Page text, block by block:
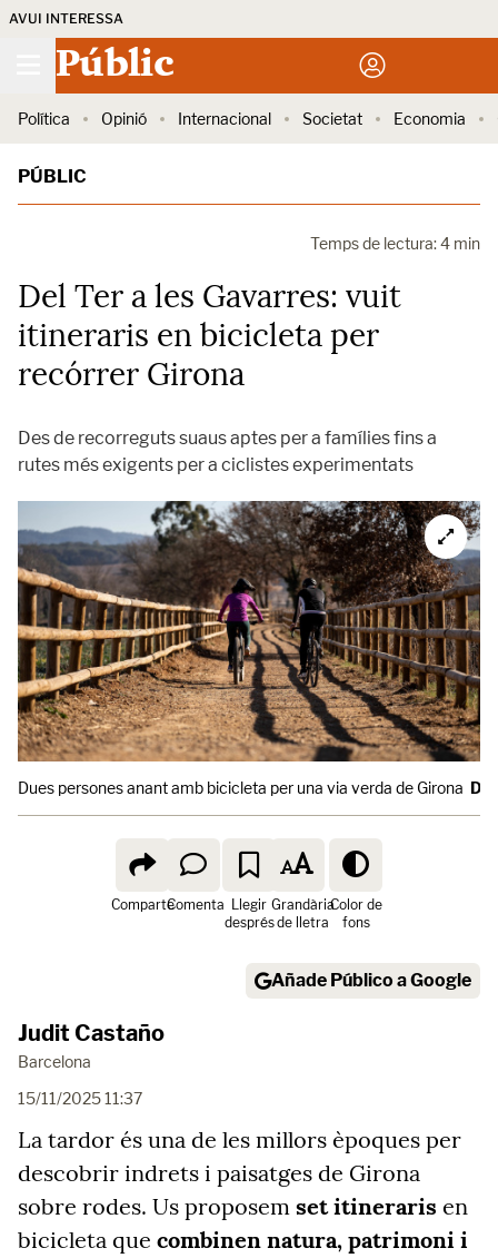
AVUI INTERESSA
Públic
Política Opinió Internacional Societat Economia
PÚBLIC
Temps de lectura: 4 min
Del Ter a les Gavarres: vuit
itineraris en bicicleta per
recórrer Girona
Des de recorreguts suaus aptes per a famílies fins a
rutes més exigents per a ciclistes experimentats
Dues persones anant amb bicicleta per una via verda de Girona
ComparteComenta Llegir
després
Grandària
de lletra
Color de
fons
Añade Público a Google
Judit Castaño
Barcelona
15/11/2025 11:37
La tardor és una de les millors èpoques per
descobrir indrets i paisatges de Girona
sobre rodes. Us proposem set itineraris en
bicicleta que combinen natura, patrimoni i